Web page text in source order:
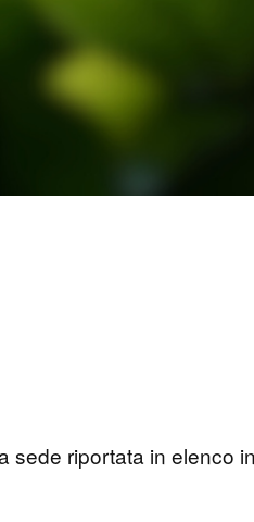
riportata in elenco